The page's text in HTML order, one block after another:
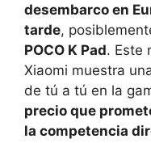
desembarco en
tarde,
POCO K Pad. Este
Xiaomi muestra
de tú a tú en la
precio que
la competencia